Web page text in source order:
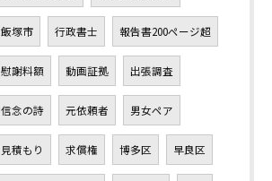
飯塚市 行政書士 報告書200ページ超
慰謝料額 動画証拠 出張調査
信念の詩 元依頼者 男女ペア
見積もり 求償権 博多区 早良区